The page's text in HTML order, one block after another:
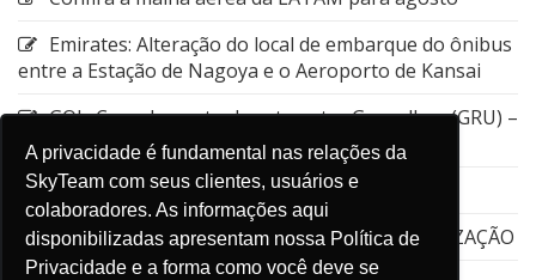
A privacidade é fundamental nas relações da
SkyTeam com seus clientes, usuários e
colaboradores. As informações aqui
disponibilizadas apresentam nossa Política de
Privacidade e a forma como você deve se
Emirates: Alteração do local de embarque do ônibus
entre a Estação de Nagoya e o Aeroporto de Kansai
GOL: Cancelamento da rota entre Guarulhos (GRU) –
Aruba (AUA)
Emirates: Viagens flexíveis
EMIRATES – Dubai Connect – STPC – ATUALIZAÇÃO